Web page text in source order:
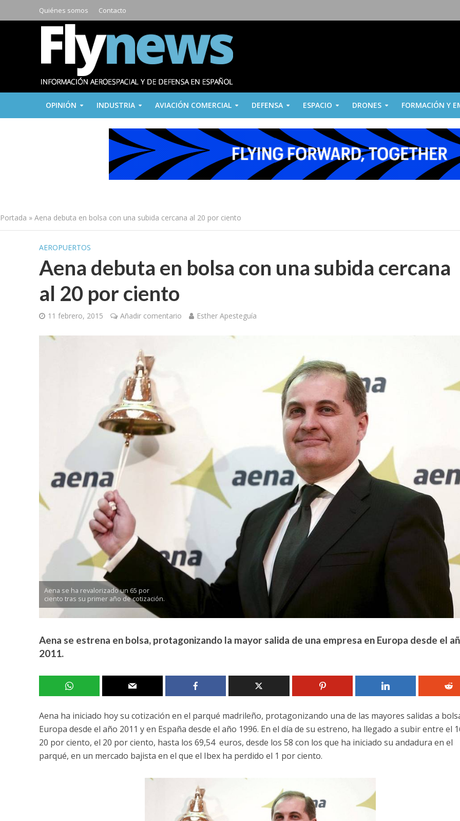
Quiénes somos Contacto
OPINIÓN INDUSTRIA AVIACIÓN COMERCIAL DEFENSA ESPACIO DRONES FORMACIÓN Y
Portada » Aena debuta en bolsa con una subida cercana al 20 por ciento
AEROPUERTOS
Aena debuta en bolsa con una subida cercana
al 20 por ciento
11 febrero, 2015 Añadir comentario Esther Apesteguía
Aena se ha revalorizado un 65 por
ciento tras su primer año de cotización.
Aena se estrena en bolsa, protagonizando la mayor salida de una empresa en Europa desde el
2011.
Aena ha iniciado hoy su cotización en el parqué madrileño, protagonizando una de las mayores salidas a
Europa desde el año 2011 y en España desde el año 1996. En el día de su estreno, ha llegado a subir entre el
20 por ciento, el 20 por ciento, hasta los 69,54 euros, desde los 58 con los que ha iniciado su andadura en el
parqué, en un mercado bajista en el que el Ibex ha perdido el 1 por ciento.